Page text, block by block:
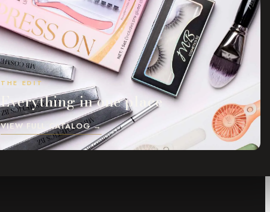
THE EDIT
Everything in one place
VIEW FULL CATALOG →